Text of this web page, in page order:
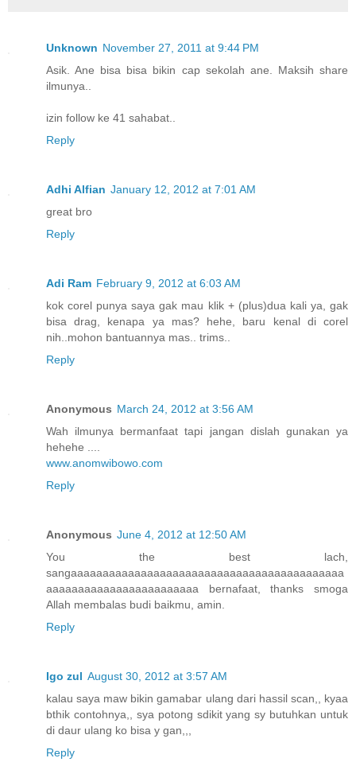
Unknown November 27, 2011 at 9:44 PM
Asik. Ane bisa bisa bikin cap sekolah ane. Maksih share
ilmunya..
izin follow ke 41 sahabat..
Reply
Adhi Alfian January 12, 2012 at 7:01 AM
great bro
Reply
Adi Ram February 9, 2012 at 6:03 AM
kok corel punya saya gak mau klik + (plus)dua kali ya, gak
bisa drag, kenapa ya mas? hehe, baru kenal di corel
nih..mohon bantuannya mas.. trims..
Reply
Anonymous March 24, 2012 at 3:56 AM
Wah ilmunya bermanfaat tapi jangan dislah gunakan ya
hehehe ....
www.anomwibowo.com
Reply
Anonymous June 4, 2012 at 12:50 AM
You the best lach,
sangaaaaaaaaaaaaaaaaaaaaaaaaaaaaaaaaaaaaaaaaaaa
aaaaaaaaaaaaaaaaaaaaaaaa bernafaat, thanks smoga
Allah membalas budi baikmu, amin.
Reply
Igo zul August 30, 2012 at 3:57 AM
kalau saya maw bikin gamabar ulang dari hassil scan,, kyaa
bthik contohnya,, sya potong sdikit yang sy butuhkan untuk
di daur ulang ko bisa y gan,,,
Reply